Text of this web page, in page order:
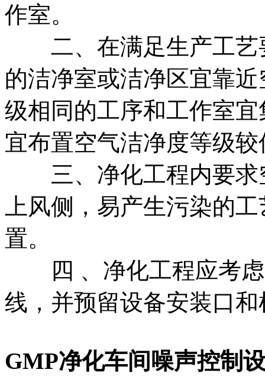
作室。
二、在满足生产工艺
的洁净室或洁净区宜靠
级相同的工序和工作室
宜布置空气洁净度等级
三、净化工程内要求
上风侧，易产生污染的
置。
四 、净化工程应考虑
线，并预留设备安装口
GMP净化车间噪声控制